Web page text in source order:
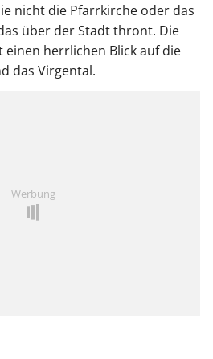
nicht die Pfarrkirche oder das
über der Stadt thront. Die
einen herrlichen Blick auf die
das Virgental.
Werbung